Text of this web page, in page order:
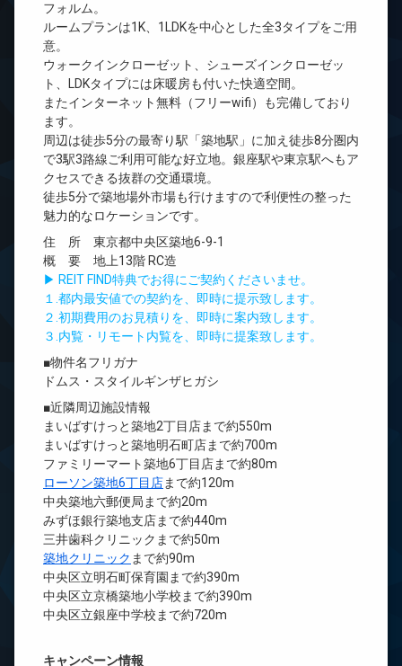
フォルム。
ルームプランは1K、1LDKを中心とした全3タイプをご用
意。
ウォークインクローゼット、シューズインクローゼッ
ト、LDKタイプには床暖房も付いた快適空間。
またインターネット無料（フリーwifi）も完備しており
ます。
周辺は徒歩5分の最寄り駅「築地駅」に加え徒歩8分圏内
で3駅3路線ご利用可能な好立地。銀座駅や東京駅へもア
クセスできる抜群の交通環境。
徒歩5分で築地場外市場も行けますので利便性の整った
魅力的なロケーションです。
住 所 東京都中央区築地6-9-1
概 要 地上13階 RC造
▶ REIT FIND特典でお得にご契約くださいませ。
１.都内最安値での契約を、即時に提示致します。
２.初期費用のお見積りを、即時に案内致します。
３.内覧・リモート内覧を、即時に提案致します。
■物件名フリガナ
ドムス・スタイルギンザヒガシ
■近隣周辺施設情報
まいばすけっと築地2丁目店まで約550m
まいばすけっと築地明石町店まで約700m
ファミリーマート築地6丁目店まで約80m
ローソン築地6丁目店まで約120m
中央築地六郵便局まで約20m
みずほ銀行築地支店まで約440m
三井歯科クリニックまで約50m
築地クリニック まで約90m
中央区立明石町保育園まで約390m
中央区立京橋築地小学校まで約390m
中央区立銀座中学校まで約720m
キャンペーン情報